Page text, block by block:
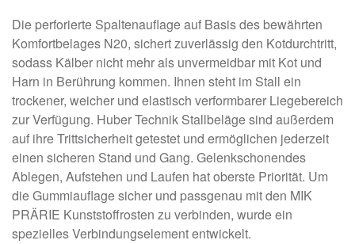
Die perforierte Spaltenauflage auf Basis des bewährten
Komfortbelages N20, sichert zuverlässig den Kotdurchtritt,
sodass Kälber nicht mehr als unvermeidbar mit Kot und
Harn in Berührung kommen. Ihnen steht im Stall ein
trockener, weicher und elastisch verformbarer Liegebereich
zur Verfügung. Huber Technik Stallbeläge sind außerdem
auf ihre Trittsicherheit getestet und ermöglichen jederzeit
einen sicheren Stand und Gang. Gelenkschonendes
Ablegen, Aufstehen und Laufen hat oberste Priorität. Um
die Gummiauflage sicher und passgenau mit den MIK
PRÄRIE Kunststoffrosten zu verbinden, wurde ein
spezielles Verbindungselement entwickelt.